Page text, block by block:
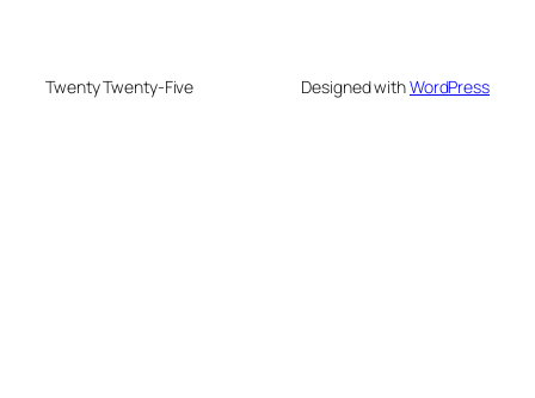
Twenty Twenty-Five Designed withWordPress